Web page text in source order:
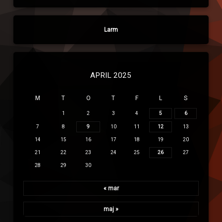
Larm
APRIL 2025
M T O T F L S
1 2 3 4 5 6
7 8 9 10 11 12 13
14 15 16 17 18 19 20
21 22 23 24 25 26 27
28 29 30
« mar
maj »